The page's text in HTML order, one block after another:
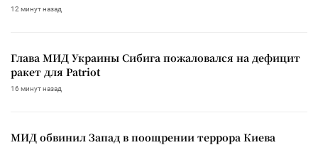
12 минут назад
Глава МИД Украины Сибига пожаловался на дефицит
ракет для Patriot
16 минут назад
МИД обвинил Запад в поощрении террора Киева